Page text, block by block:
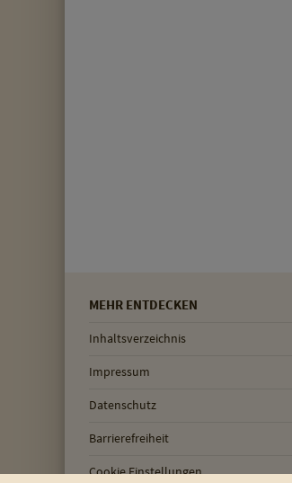
MEHR ENTDECKEN
Inhaltsverzeichnis
Impressum
Datenschutz
Barrierefreiheit
Cookie Einstellungen